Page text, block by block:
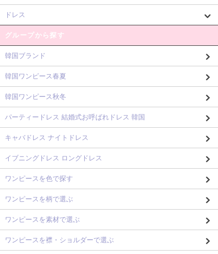
ドレス
グループから探す
韓国ブランド
韓国ワンピース春夏
韓国ワンピース秋冬
パーティードレス 結婚式お呼ばれドレス 韓国
キャバドレス ナイトドレス
イブニングドレス ロングドレス
ワンピースを色で探す
ワンピースを柄で選ぶ
ワンピースを素材で選ぶ
ワンピースを襟・ショルダーで選ぶ